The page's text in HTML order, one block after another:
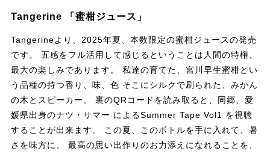
Tangerine 「蜜柑ジュース」
Tangerineより、2025年夏、本数限定の蜜柑ジュースの発売
です。 五感をフル活用して感じるということは人間の特権、
最大の楽しみであります。 私達の育てた、宮川早生蜜柑とい
う品種の持つ香り、味、色 そこにシルクで刷られた、みかん
の木とスピーカー。 裏のQRコードを読み取ると、同郷、愛
媛県出身のナツ・サマー によるSummer Tape Vol1 を視聴
することが出来ます。 この夏、このボトルを手に入れて、暑
さを味方に、 最高の思い出作りのお力添えになれることを、